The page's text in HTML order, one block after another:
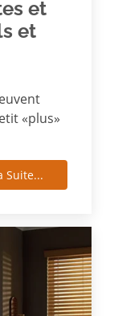
et
et
«plus»
Suite...